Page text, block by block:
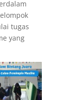
tugas
yang